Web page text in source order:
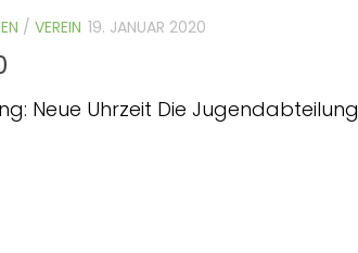
/ VEREIN 19. JANUAR 2020
Neue Uhrzeit Die Jugendabteilung